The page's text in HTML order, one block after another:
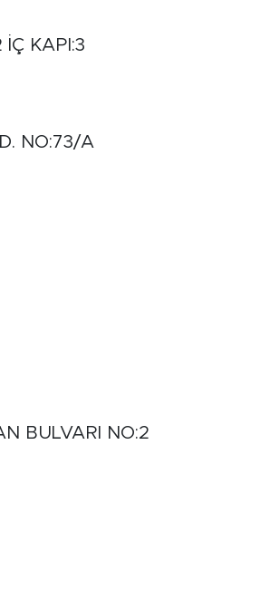
İÇ KAPI:3
NO:73/A
BULVARI NO:2